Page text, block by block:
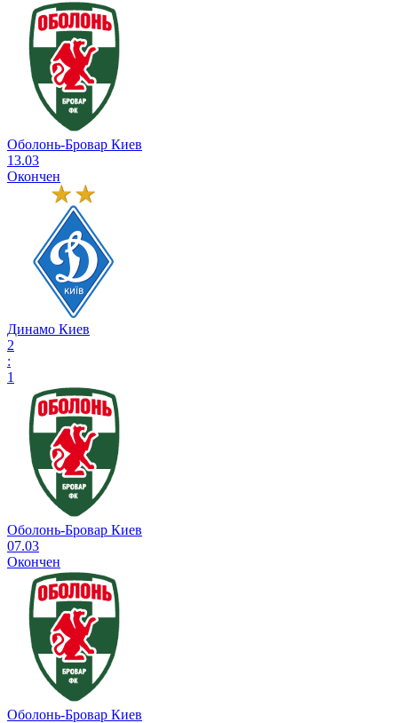
Оболонь-Бровар Киев
13.03
Окончен
Динамо Киев
2
:
1
Оболонь-Бровар Киев
07.03
Окончен
Оболонь-Бровар Киев